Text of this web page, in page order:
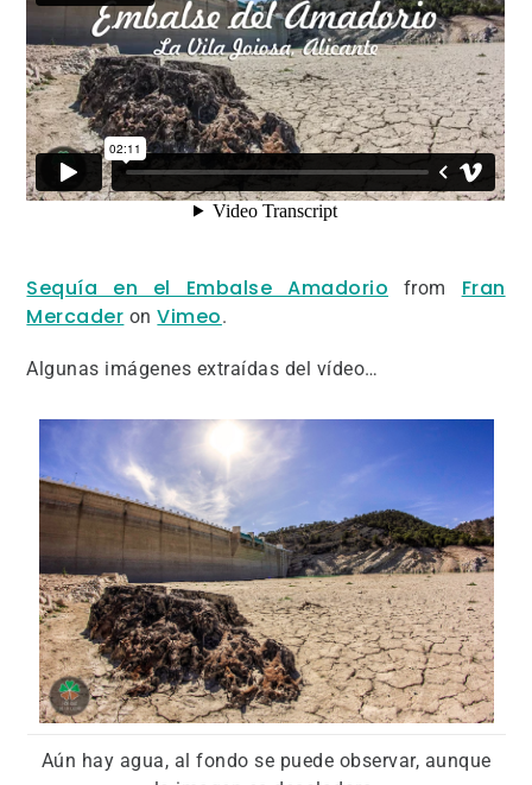
Sequía en el Embalse Amadorio from Fran
Mercader onVimeo.
Algunas imágenes extraídas del vídeo…
Aún hay agua, al fondo se puede observar, aunque